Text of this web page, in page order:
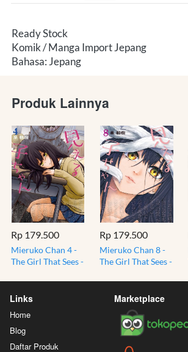
Ready Stock
Komik / Manga Import Jepang
Bahasa: Jepang
Produk Lainnya
Rp 179.500
Mieruko Chan 4 -
The Girl That Sees -
Rp 179.500
Mieruko Chan 8 -
The Girl That Sees -
Links
Home
Blog
Daftar Produk
Marketplace